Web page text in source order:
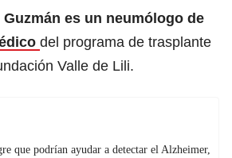
es un neumólogo de
del programa de trasplante
Valle de Lili.
que podrían ayudar a detectar el Alzheimer,